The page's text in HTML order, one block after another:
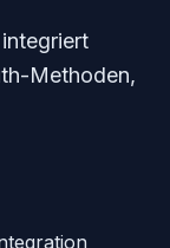
Methoden,